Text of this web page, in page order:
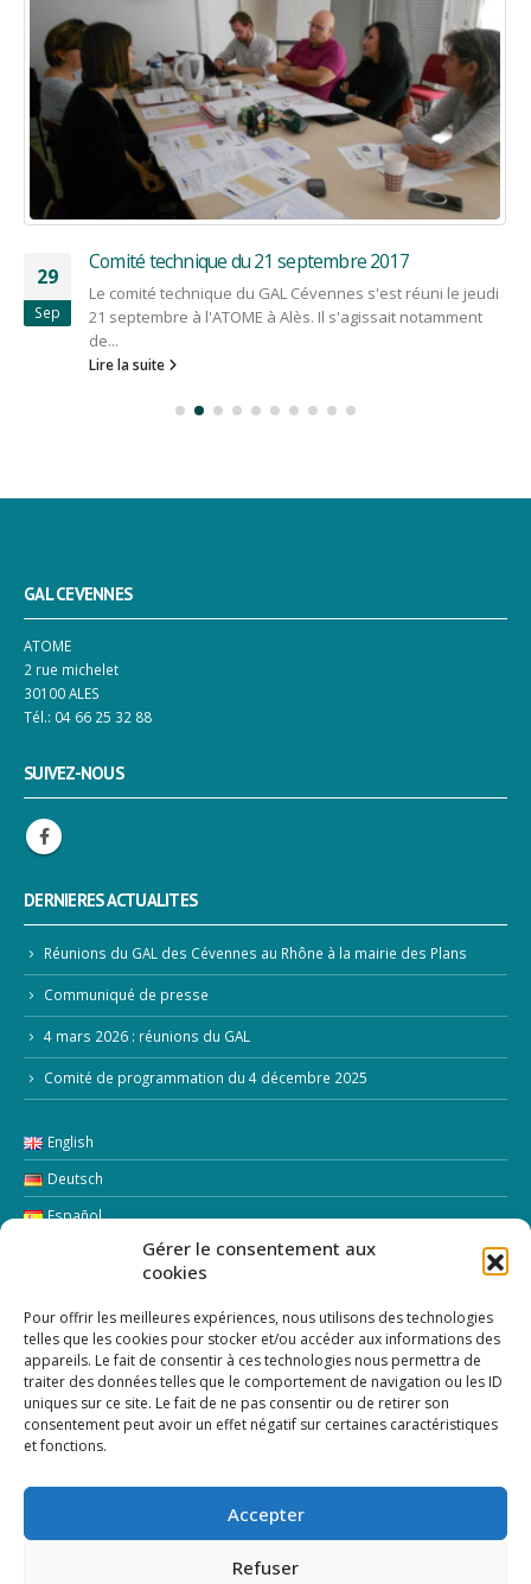
Gérer le consentement aux
cookies
Pour offrir les meilleures expériences, nous utilisons des technologies
telles que les cookies pour stocker et/ou accéder aux informations des
appareils. Le fait de consentir à ces technologies nous permettra de
traiter des données telles que le comportement de navigation ou les ID
uniques sur ce site. Le fait de ne pas consentir ou de retirer son
consentement peut avoir un effet négatif sur certaines caractéristiques
et fonctions.
Accepter
Refuser
14
Juin
Un chauffage écologique pour un gîte d’étape à
Colognac.
Au cœur du village de Colognac, en Cévennes dans le
Gard, Anne Chartreux Fayet propose différents
hébergements touristiques et un...
GAL CEVENNES
ATOME
2 rue michelet
30100 ALES
SUIVEZ-NOUS
DERNIERES ACTUALITES
Réunions du GAL des Cévennes au Rhône à la mairie des Plans
Communiqué de presse
4 mars 2026 : réunions du GAL
Comité de programmation du 4 décembre 2025
English
Deutsch
LETTRE D’INFORMATION
Addresse Email: